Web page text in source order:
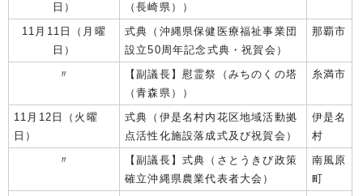
日）
（長崎県））
11月11日（月曜
日）
式典（沖縄県保健医療福祉事業団
設立50周年記念式典・祝賀会）
那覇市
〃
【副議長】慰霊祭（みちのくの塔
（青森県））
糸満市
11月12日（火曜
日）
式典（伊是名村内花区地域活動拠
点活性化施設落成式及び祝賀会）
伊是名
村
〃
【副議長】式典（さとうきび政策
確立沖縄県農業代表者大会）
南風原
町